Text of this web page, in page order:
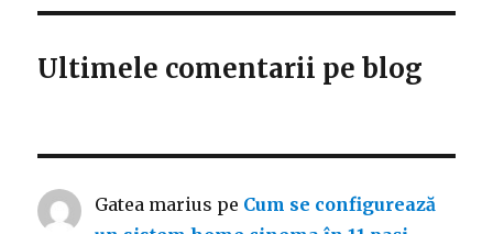
Ultimele comentarii pe blog
Gatea marius pe Cum se configurează